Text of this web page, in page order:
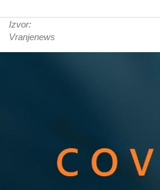
Izvor:
Vranjenews